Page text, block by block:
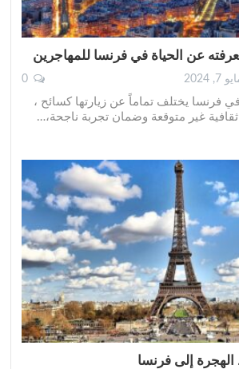
عن الحياة في فرنسا للمهاجرين
7, 2024
في فرنسا يختلف تماماً عن زيارتها كسائح ،
غير متوقعة وضمان تجربة ناجحة،…
إلى فرنسا